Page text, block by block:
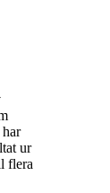
ur
flera